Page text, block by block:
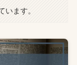
います。